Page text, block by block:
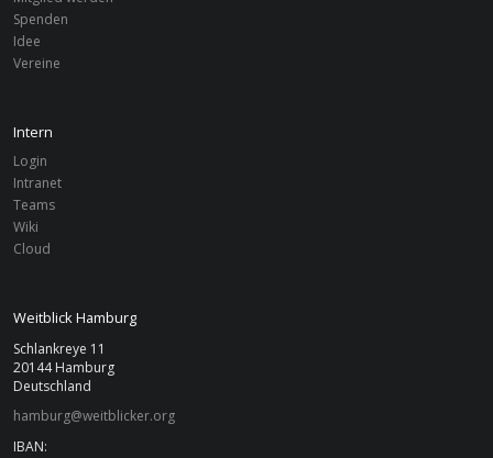
Spenden
Idee
Vereine
Intern
Login
Intranet
Teams
Wiki
Cloud
Weitblick Hamburg
Schlankreye 11
20144 Hamburg
Deutschland
hamburg@weitblicker.org
IBAN: